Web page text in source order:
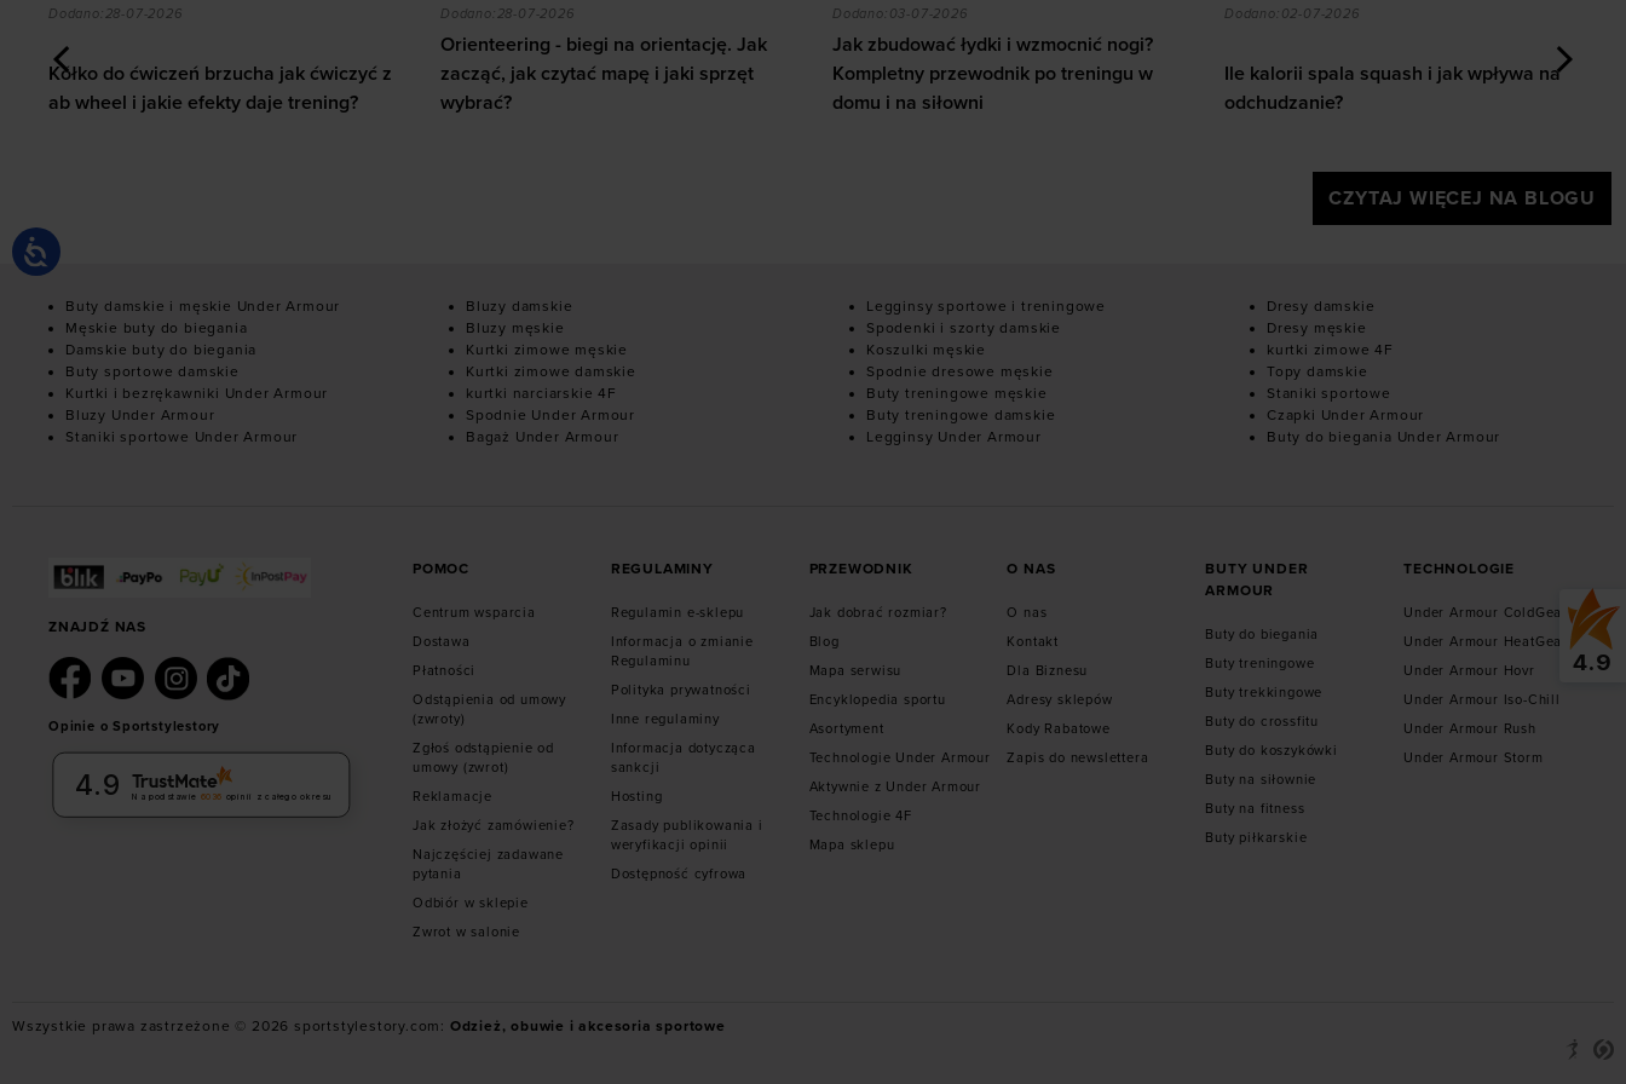
z ab wheel i jakie efekty daje trening?
Orienteering - biegi na orientację. Jak zacząć, jak czytać mapę i jaki sprzęt wybrać?
Dodano:28-07-2026
Orienteering - biegi na orientację. Jak
zacząć, jak czytać mapę i jaki sprzęt
wybrać?
Jak zbudować łydki i wzmocnić nogi? Kompletny przewodnik po treningu w domu i na siłowni
Dodano:03-07-2026
Jak zbudować łydki i wzmocnić nogi?
Kompletny przewodnik po treningu w
domu i na siłowni
Ile kalorii spala squash i jak wpływa na odchudzanie?
Dodano: 02-07-2026
Ile kalorii spala squash i jak wpływa na
odchudzanie?
[Recenzja] Under Armour UA Explor Trail
Dodano: 26-06-2026
[Recenzja] Under Armour UA Explor Trail
CZYTAJ WIĘCEJ NA BLOGU
Buty damskie i męskie Under Armour
Męskie buty do biegania
Damskie buty do biegania
Buty sportowe damskie
Kurtki i bezrękawniki Under Armour
Bluzy Under Armour
Staniki sportowe Under Armour
Bluzy damskie
Bluzy męskie
Kurtki zimowe męskie
Kurtki zimowe damskie
kurtki narciarskie 4F
Spodnie Under Armour
Bagaż Under Armour
Legginsy sportowe i treningowe
Spodenki i szorty damskie
Koszulki męskie
Spodnie dresowe męskie
Buty treningowe męskie
Buty treningowe damskie
Legginsy Under Armour
Dresy damskie
Dresy męskie
kurtki zimowe 4F
Topy damskie
Staniki sportowe
Czapki Under Armour
Buty do biegania Under Armour
ZNAJDŹ NAS
Opinie o Sportstylestory
4.9 Na podstawie 6036 opinii z całego okresu
POMOC
Centrum wsparcia
Dostawa
Płatności
Odstąpienia od umowy
(zwroty)
Zgłoś odstąpienie od
umowy (zwrot)
Reklamacje
Jak złożyć zamówienie?
Najczęściej zadawane
pytania
Odbiór w sklepie
Zwrot w salonie
REGULAMINY
Regulamin e-sklepu
Informacja o zmianie
Regulaminu
Polityka prywatności
Inne regulaminy
Informacja dotycząca
sankcji
Hosting
Zasady publikowania i
weryfikacji opinii
Dostępność cyfrowa
PRZEWODNIK
Jak dobrać rozmiar?
Blog
Mapa serwisu
Encyklopedia sportu
Asortyment
Technologie Under Armour
Aktywnie z Under Armour
Technologie 4F
Mapa sklepu
O NAS
O nas
Kontakt
Dla Biznesu
Adresy sklepów
Kody Rabatowe
Zapis do newslettera
BUTY UNDER
ARMOUR
Buty do biegania
Buty treningowe
Buty trekkingowe
Buty do crossfitu
Buty do koszykówki
Buty na siłownie
Buty na fitness
Buty piłkarskie
TECHNOLOGIE
Under Armour ColdGear
Under Armour HeatGear
Under Armour Hovr
Under Armour Iso-Chill
Under Armour Rush
Under Armour Storm
Wszystkie prawa zastrzeżone © 2026 sportstylestory.com: Odzież, obuwie i akcesoria sportowe
4.9